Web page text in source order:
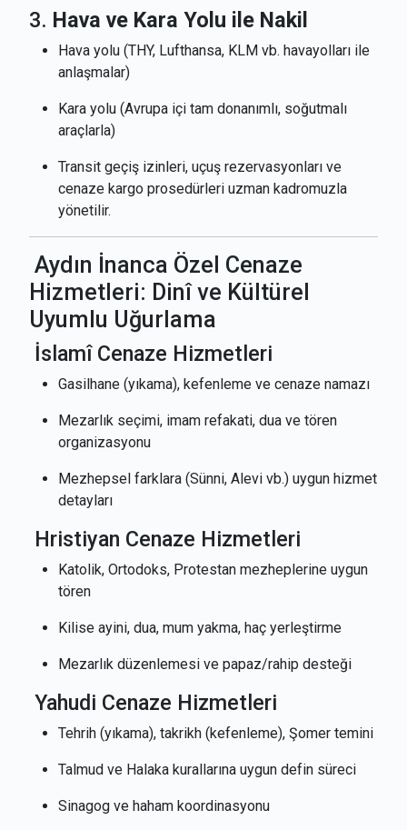
3. Hava ve Kara Yolu ile Nakil
Hava yolu (THY, Lufthansa, KLM vb. havayolları ile
anlaşmalar)
Kara yolu (Avrupa içi tam donanımlı, soğutmalı
araçlarla)
Transit geçiş izinleri, uçuş rezervasyonları ve
cenaze kargo prosedürleri uzman kadromuzla
yönetilir.
Aydın İnanca Özel Cenaze
Hizmetleri: Dinî ve Kültürel
Uyumlu Uğurlama
İslamî Cenaze Hizmetleri
Gasilhane (yıkama), kefenleme ve cenaze namazı
Mezarlık seçimi, imam refakati, dua ve tören
organizasyonu
Mezhepsel farklara (Sünni, Alevi vb.) uygun hizmet
detayları
Hristiyan Cenaze Hizmetleri
Katolik, Ortodoks, Protestan mezheplerine uygun
tören
Kilise ayini, dua, mum yakma, haç yerleştirme
Mezarlık düzenlemesi ve papaz/rahip desteği
Yahudi Cenaze Hizmetleri
Tehrih (yıkama), takrikh (kefenleme), Şomer temini
Talmud ve Halaka kurallarına uygun defin süreci
Sinagog ve haham koordinasyonu